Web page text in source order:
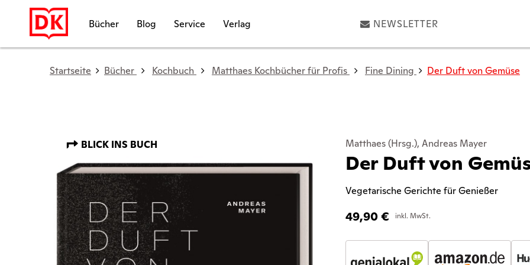
Bücher Blog Service Verlag NEWSLETTER
Startseite Bücher Kochbuch Matthaes Kochbücher für Profis Fine Dining Der Duft von Gemüse
BLICK INS BUCH Matthaes (Hrsg.), Andreas Mayer
Der Duft von
Vegetarische Gerichte für Genießer
49,90€ inkl. MwSt.